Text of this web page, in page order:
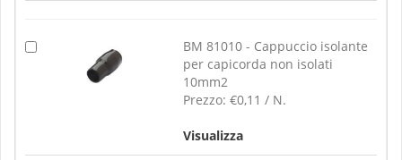
BM 81010 - Cappuccio isolante
per capicorda non isolati
10mm2
Prezzo: €0,11 / N.
Visualizza